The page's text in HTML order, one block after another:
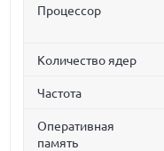
Процессор
Количество ядер
Частота
Оперативная
память